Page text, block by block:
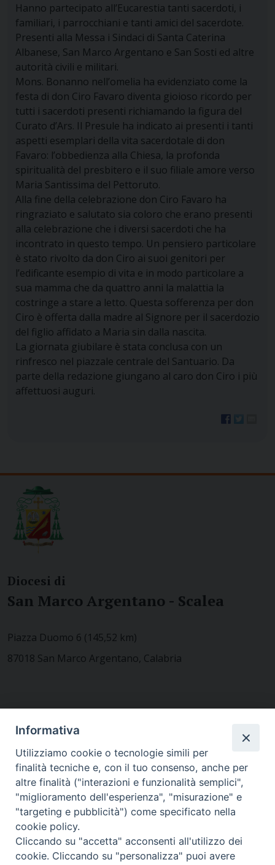
Hanno partecipato all’Eucarestia tanti sacerdoti, i
familiari, i parrocchiani e tanti amici del sacerdote.
Presenti alla Messa i Sindaci di Santa Caterina
Albanese, San Marco Argentano e San Sosti ed altre
autorità civili e militari.
Mons. Bonanno nell’omelia ha evidenziato come la
festa di don Ciro Favaro diventa gioioso ricordo per
tutti i sacerdoti presenti richiamando la figura del
Curato d’Ars. Il Presule ha indicato ai presenti i tanti
aspetti esemplari della vita sacerdotale di don
Favaro: l’obbedienza alla Chiesa, la profonda
spiritualità del presbitero e il suo filiale amore verso
Maria Santissima del Pettoruto.
Alla fine della celebrazione don Ciro Favaro ha
ringraziato e salutato sia coloro che erano presenti
alla celebrazione che i diversi sacerdoti che ha
incontrato in questo tempo. Un pensiero particolare
è stato rivolto da don Ciro ai suoi genitori per
l’edificante esempio di vita e in modo particolare a
sua mamma che da quattro anni la malattia la
costringe a stare a letto. Questa sofferenza per don
Ciro è offerta dalla madre al Signore per il sacerdozio
del figlio affidato a Maria sin dalla nascita.
La giornata giubilare è stata conclusa con un
rinfresco nel piazzale centrale del Santuario. Da
parte della redazione giungano al caro don Ciro i più
affettuosi auguri.
Diocesi di
San Marco Argentano - Scalea
Piazza Duomo 6 (145,52 km)
87018 San Marco Argentano, Calabria
MODULISTICA
WEBMAIL
Informativa
Utilizziamo cookie o tecnologie simili per
finalità tecniche e, con il tuo consenso, anche per
altre finalità ("interazioni e funzionalità semplici",
"miglioramento dell'esperienza", "misurazione" e
"targeting e pubblicità") come specificato nella
cookie policy.
Cliccando su "accetta" acconsenti all'utilizzo dei
cookie. Cliccando su "personalizza" puoi avere